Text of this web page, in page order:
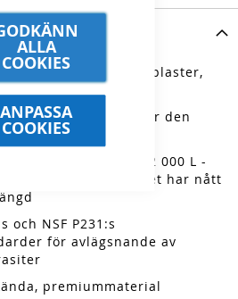
ALLA
COOKIES
ANPASSA
COOKIES
parasiter, mikroplaster,
grumligt vatten
premiummaterial gör den
kan rena upp till 2 000 L -
sluta flöda när filtret har nått
och NSF P231:s
för avlägsnande av
premiummaterial